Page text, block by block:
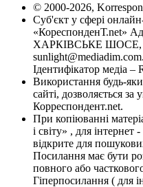
© 2000-2026,
Суб'єкт у сфері
«КореспонденТ.net»
ХАРКІВСЬКЕ ШОСЕ,
Ідентифікатор медіа –
Використання будь-
сайті, дозволяється
Корреспондент.net.
При копіюванні
і світу» , для
відкрите для
Посилання має бути
повного або
Гіперпосилання ( для